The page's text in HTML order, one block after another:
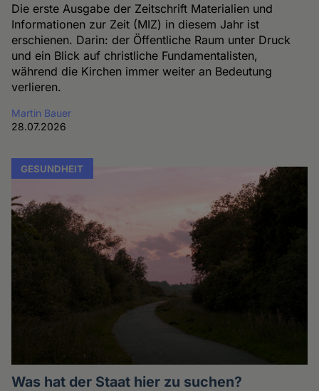
Die erste Ausgabe der Zeitschrift Materialien und
Informationen zur Zeit (MIZ) in diesem Jahr ist
erschienen. Darin: der Öffentliche Raum unter Druck
und ein Blick auf christliche Fundamentalisten,
während die Kirchen immer weiter an Bedeutung
verlieren.
Martin Bauer
28.07.2026
GESUNDHEIT
Was hat der Staat hier zu suchen?